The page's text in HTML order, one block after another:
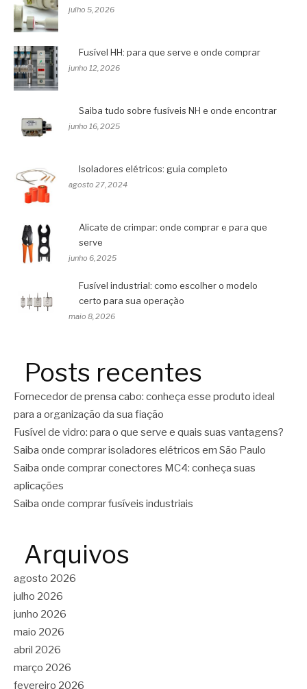
julho 5, 2026
Fusível HH: para que serve e onde comprar
junho 12, 2026
Saiba tudo sobre fusíveis NH e onde encontrar
junho 16, 2025
Isoladores elétricos: guia completo
agosto 27, 2024
Alicate de crimpar: onde comprar e para que
serve
junho 6, 2025
Fusível industrial: como escolher o modelo
certo para sua operação
maio 8, 2026
Posts recentes
Fornecedor de prensa cabo: conheça esse produto ideal
para a organização da sua fiação
Fusível de vidro: para o que serve e quais suas vantagens?
Saiba onde comprar isoladores elétricos em São Paulo
Saiba onde comprar conectores MC4: conheça suas
aplicações
Saiba onde comprar fusíveis industriais
Arquivos
agosto 2026
julho 2026
junho 2026
maio 2026
abril 2026
março 2026
fevereiro 2026